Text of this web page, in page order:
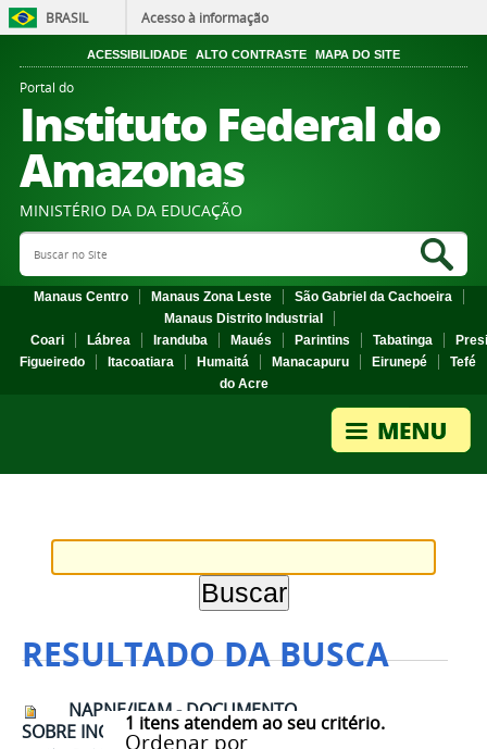
BRASIL Acesso à informação
ACESSIBILIDADE ALTO CONTRASTE MAPA DO SITE
Portal do
Instituto Federal do
Amazonas
MINISTÉRIO DA DA EDUCAÇÃO
Search Site
Manaus Centro Manaus Zona Leste
São Gabriel da Cachoeira
Manaus Distrito Industrial
Coari
Lábrea Iranduba Maués Parintins Tabatinga
Figueiredo
Itacoatiara Humaitá Manacapuru Eirunepé
Tefé
do Acre
RESULTADO DA BUSCA
1 itens atendem ao seu critério.
Ordenar por
NAPNE/IFAM - DOCUMENTO
SOBRE INCLUSÃO É APRESENTADO